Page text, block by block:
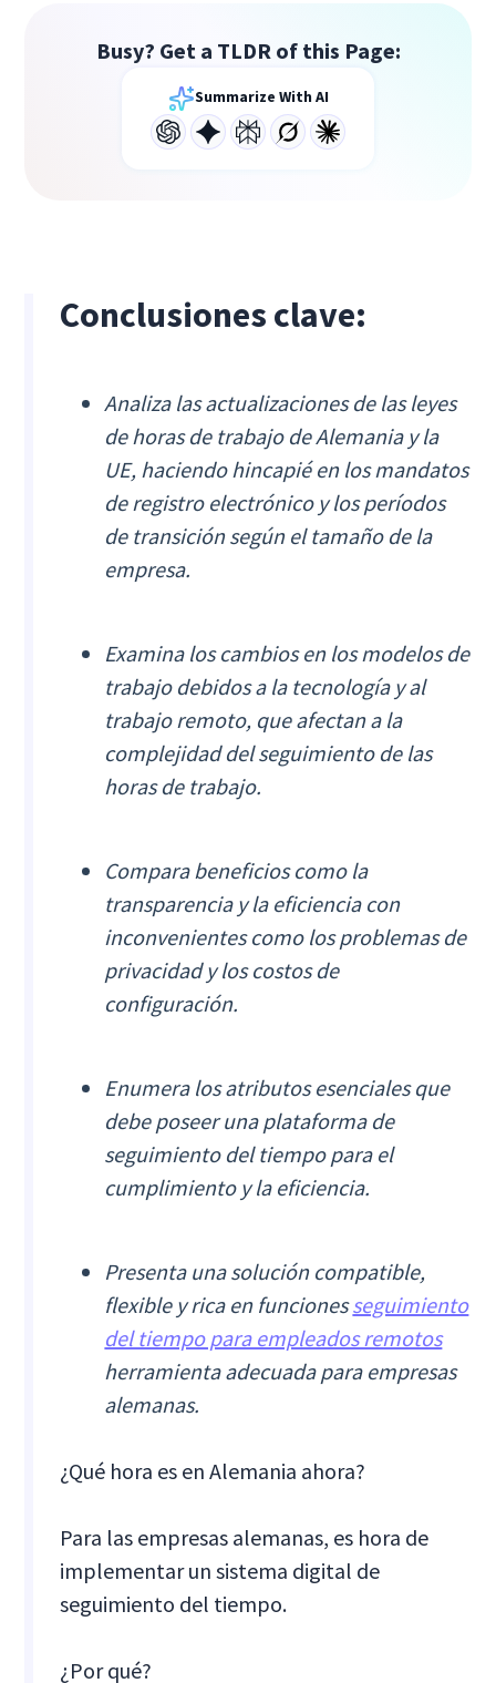
Busy? Get a TLDR of this Page:
Summarize With AI
Conclusiones clave:
Analiza las actualizaciones de las leyes
de horas de trabajo de Alemania y la
UE, haciendo hincapié en los mandatos
de registro electrónico y los períodos
de transición según el tamaño de la
empresa.
Examina los cambios en los modelos de
trabajo debidos a la tecnología y al
trabajo remoto, que afectan a la
complejidad del seguimiento de las
horas de trabajo.
Compara beneficios como la
transparencia y la eficiencia con
inconvenientes como los problemas de
privacidad y los costos de
configuración.
Enumera los atributos esenciales que
debe poseer una plataforma de
seguimiento del tiempo para el
cumplimiento y la eficiencia.
Presenta una solución compatible,
flexible y rica en funcionesseguimiento
del tiempo para empleados remotos
herramienta adecuada para empresas
alemanas.
¿Qué hora es en Alemania ahora?
Para las empresas alemanas, es hora de
implementar un sistema digital de
seguimiento del tiempo.
¿Por qué?